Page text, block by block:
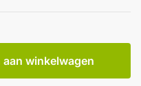
winkelwagen